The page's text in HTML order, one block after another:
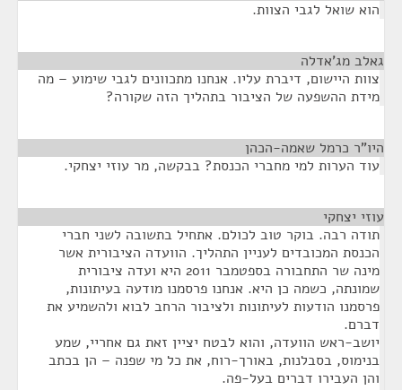
הוא שואל לגבי הצוות.
גאלב מג'אדלה
צוות היישום, דיברת עליו. אנחנו מתכוונים לגבי שימוע – מה
מידת ההשפעה של הציבור בתהליך הזה שקורה?
היו"ר כרמל שאמה-הכהן
עוד הערות למי מחברי הכנסת? בבקשה, מר עוזי יצחקי.
עוזי יצחקי
תודה רבה. בוקר טוב לכולם. אתחיל בתשובה לשני חברי
הכנסת המכובדים לעניין התהליך. הוועדה הציבורית אשר
מינה שר התחבורה בספטמבר 2011 היא ועדה ציבורית
שמונתה, כשמה כן היא. אנחנו פרסמנו מודעה בעיתונות,
פרסמנו הודעות לעיתונות ולציבור הרחב לבוא ולהשמיע את
דברם.
יושב-ראש הוועדה, והוא לבטח יציין זאת גם אחריי, שמע
בנימוס, בסבלנות, באורך-רוח, את כל מי שפנה – הן בכתב
והן העבירו דברים בעל-פה.